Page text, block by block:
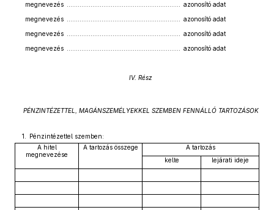
megnevezés .............................................................. azonosító adat
megnevezés .............................................................. azonosító adat
megnevezés .............................................................. azonosító adat
megnevezés .............................................................. azonosító adat
IV. Rész
PÉNZINTÉZETTEL, MAGÁNSZEMÉLYEKKEL SZEMBEN FENNÁLLÓ TARTOZÁSOK
1. Pénzintézettel szemben:
A hitel
megnevezése
A tartozás összege
A tartozás
kelte
lejárati ideje